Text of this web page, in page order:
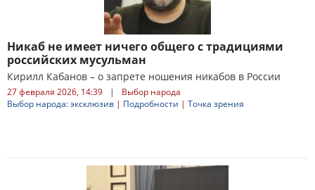
Никаб не имеет ничего общего с традициями
российских мусульман
Кирилл Кабанов – о запрете ношения никабов в России
27 февраля 2026, 14:39 |
Выбор народа
Выбор народа: эксклюзив | Подробности | Точка зрения